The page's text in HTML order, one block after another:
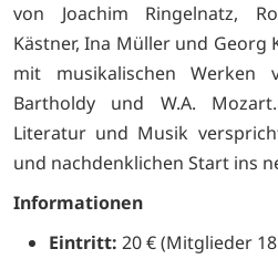
von Joachim Ringelnatz,
Kästner, Ina Müller und Georg
mit musikalischen Werken
Bartholdy und W.A.
Literatur und Musik
und nachdenklichen Start ins
Informationen
Eintritt: 20 € (Mitglieder